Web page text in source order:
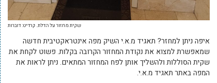
שקית מחזור על הדלת. קרדיט: דוברות
איפה ניתן למחזר? תאגיד מ.א.י השיק מפה אינטראקטיבית חדשה
שמאפשרת למצוא את נקודת המחזור הקרובה בקלות. פשוט לקחת את
שקית הסוללות ולהשליך אותן לפח המחזור המתאים. ניתן לראות את
המפה באתר תאגיד מ.א.י.